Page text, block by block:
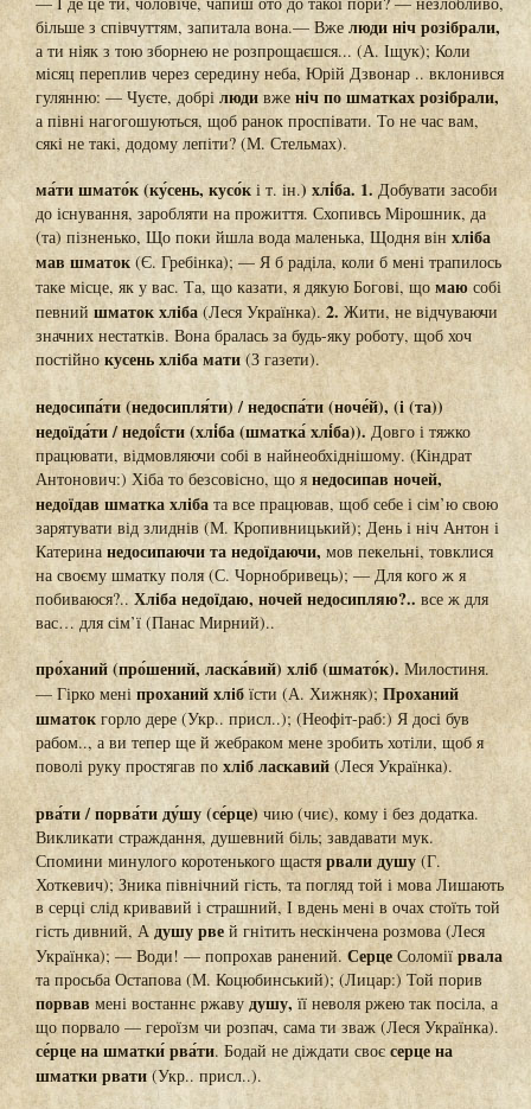
більше з співчуттям, запитала вона.— Вже люди ніч розібрали,
а ти ніяк з тою зборнею не розпрощаєшся... (А. Іщук); Коли
місяц переплив через середину неба, Юрій Дзвонар .. вклонився
гулянню: — Чуєте, добрі люди вже ніч по шматках розібрали,
а півні нагогошуються, щоб ранок проспівати. То не час вам,
сякі не такі, додому лепіти? (М. Стельмах).
ма́ти шмато́к (ку́сень, кусо́к і т. ін.) хлі́ба. 1. Добувати засоби
до існування, заробляти на прожиття. Схопивсь Мірошник, да
(та) пізненько, Що поки йшла вода маленька, Щодня він хліба
мав шматок (Є. Гребінка); — Я б раділа, коли б мені трапилось
таке місце, як у вас. Та, що казати, я дякую Богові, що маю собі
певнийшматок хліба(Леся Українка). 2.Жити, не відчуваючи
значних нестатків. Вона бралась за будь-яку роботу, щоб хоч
постійнокусень хліба мати(З газети).
недосипа́ти (недосипля́ти) / недоспа́ти (ноче́й), (і (та))
недоїда́ти / недої́сти (хлі́ба (шматка́ хлі́ба)). Довго і тяжко
працювати, відмовляючи собі в найнеобхіднішому. (Кіндрат
Антонович:) Хіба то безсовісно, що я недосипав ночей,
недоїдав шматка хліба та все працював, щоб себе і сім’ю свою
зарятувати від злиднів (М. Кропивницький); День і ніч Антон і
Катерина недосипаючи та недоїдаючи, мов пекельні, товклися
на своєму шматку поля (С. Чорнобривець); — Для кого ж я
побиваюся?..Хліба недоїдаю, ночей недосипляю?.. все ж для
вас… для сім’ї (Панас Мирний)..
про́ханий (про́шений, ласка́вий) хліб (шмато́к). Милостиня.
— Гірко мені проханий хлібїсти (А. Хижняк);Проханий
шматок горло дере (Укр.. присл..); (Неофіт-раб:) Я досі був
рабом.., а ви тепер ще й жебраком мене зробить хотіли, щоб я
поволі руку простягав по хліб ласкавий(Леся Українка).
рва́ти / порва́ти ду́шу (се́рце)чию (чиє), кому і без додатка.
Викликати страждання, душевний біль; завдавати мук.
Спомини минулого коротенького щастя рвали душу (Г.
Хоткевич); Зника північний гість, та погляд той і мова Лишають
в серці слід кривавий і страшний, І вдень мені в очах стоїть той
гість дивний, Адушу рвей гнітить нескінчена розмова (Леся
Українка); — Води! — попрохав ранений. Серце Соломіїрвала
та просьба Остапова (М. Коцюбинський); (Лицар:) Той порив
порвав мені востаннє ржаву душу, її неволя ржею так посіла, а
що порвало — героїзм чи розпач, сама ти зваж (Леся Українка).
се́рце на шматки́ рва́ти. Бодай не діждати своєсерце на
шматки рвати(Укр.. присл..).